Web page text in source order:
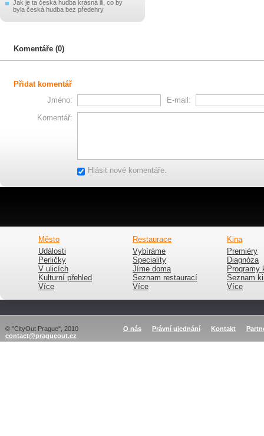
Jak je ta česká hudba krásná iii, co by
byla česká hudba bez předehry
Komentáře (0)
Přidat komentář
Jméno:
E-mail:
Komentář:
Hlásit nové komentáře.
Město
Události
Perličky
V ulicích
Kulturní přehled
Více
Restaurace
Vybíráme
Speciality
Jíme doma
Seznam restaurací
Více
Kina
Premiéry
Diagnóza
Programy
Seznam
Více
© "CityOut Prague", 2010
contact@pragueout.cz
O nás Právní ujednání Kontakt